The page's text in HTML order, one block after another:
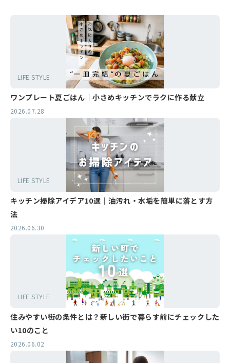
LIFE STYLE
ワンプレート夏ごはん｜小さめキッチンでラクに作る献立
2026.07.28
LIFE STYLE
キッチン掃除アイデア10選｜油汚れ・水垢を簡単に落とす方
法
2026.06.30
LIFE STYLE
住みやすい街の条件とは？新しい街で暮らす前にチェックした
い10のこと
2026.06.02